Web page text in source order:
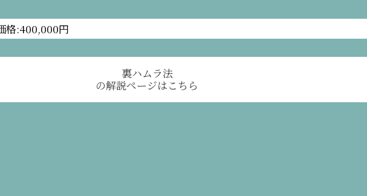
格:400,000円
裏ハムラ法
の解説ページはこちら